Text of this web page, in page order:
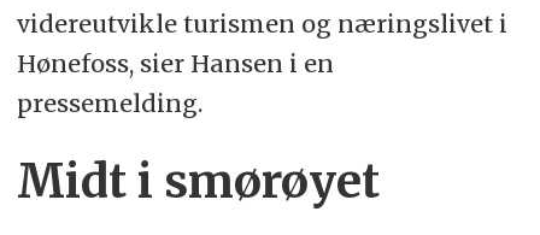
videreutvikle turismen og næringslivet i
Hønefoss, sier Hansen i en
pressemelding.
Midt i smørøyet